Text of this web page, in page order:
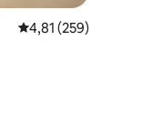
Keskmine hinnang
4,81 (259)